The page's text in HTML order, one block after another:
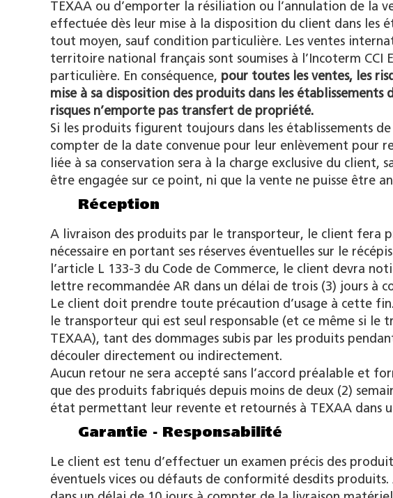
TEXAA ou d’emporter la résiliation ou l’annulation de la
effectuée dès leur mise à la disposition du client dans les
tout moyen, sauf condition particulière. Les ventes
territoire national français sont soumises à l’Incoterm CCI
particulière. En conséquence, pour toutes les ventes, les
mise à sa disposition des produits dans les
risques n’emporte pas transfert de propriété.
Si les produits figurent toujours dans les établissements
compter de la date convenue pour leur enlèvement pour
liée à sa conservation sera à la charge exclusive du client,
être engagée sur ce point, ni que la vente ne puisse être
Réception
A livraison des produits par le transporteur, le client fera
nécessaire en portant ses réserves éventuelles sur le
l’article L 133-3 du Code de Commerce, le client devra
lettre recommandée AR dans un délai de trois (3) jours à
Le client doit prendre toute précaution d’usage à cette
le transporteur qui est seul responsable (et ce même si le
TEXAA), tant des dommages subis par les produits
découler directement ou indirectement.
Aucun retour ne sera accepté sans l’accord préalable et
que des produits fabriqués depuis moins de deux (2)
état permettant leur revente et retournés à TEXAA dans
Garantie - Responsabilité
Le client est tenu d’effectuer un examen précis des
éventuels vices ou défauts de conformité desdits